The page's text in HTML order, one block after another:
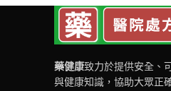
藥健康致力於提供安全、
與健康知識，協助大眾正